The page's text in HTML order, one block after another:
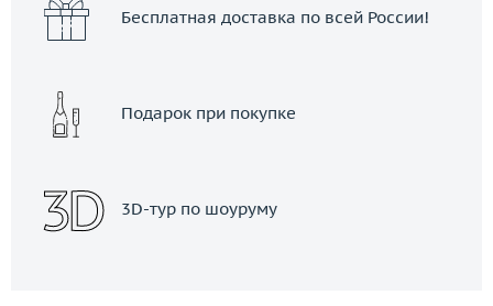
Бесплатная доставка по всей России!
Подарок при покупке
3D-тур по шоуруму